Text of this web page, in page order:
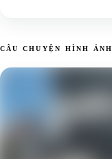
CÂU CHUYỆN HÌNH ẢNH